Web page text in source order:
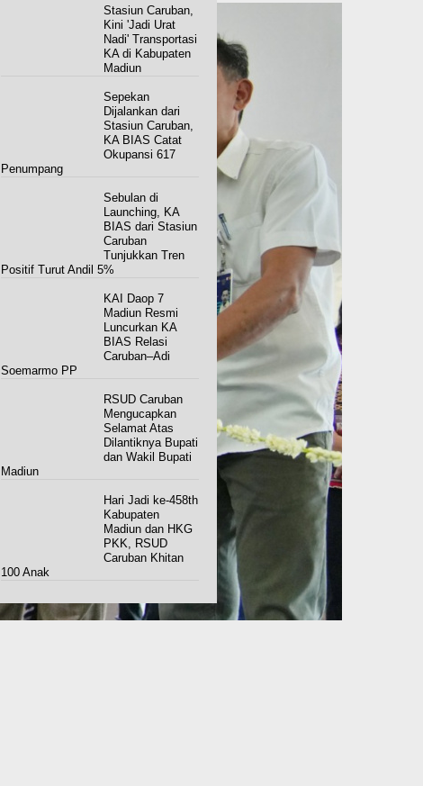
Stasiun Caruban,
Kini 'Jadi Urat
Nadi' Transportasi
KA di Kabupaten
Madiun
Sepekan
Dijalankan dari
Stasiun Caruban,
KA BIAS Catat
Okupansi 617
Penumpang
Sebulan di
Launching, KA
BIAS dari Stasiun
Caruban
Tunjukkan Tren
Positif Turut Andil 5%
KAI Daop 7
Madiun Resmi
Luncurkan KA
BIAS Relasi
Caruban–Adi
Soemarmo PP
RSUD Caruban
Mengucapkan
Selamat Atas
Dilantiknya Bupati
dan Wakil Bupati
Madiun
Hari Jadi ke-458th
Kabupaten
Madiun dan HKG
PKK, RSUD
Caruban Khitan
100 Anak